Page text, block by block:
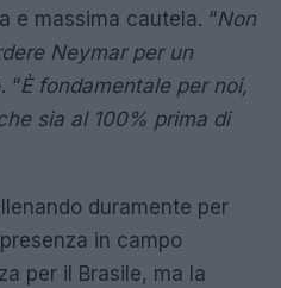
e massima cautela. “Non
Neymar per un
“È fondamentale per noi,
sia al 100% prima di
duramente per
in campo
per il Brasile, ma la